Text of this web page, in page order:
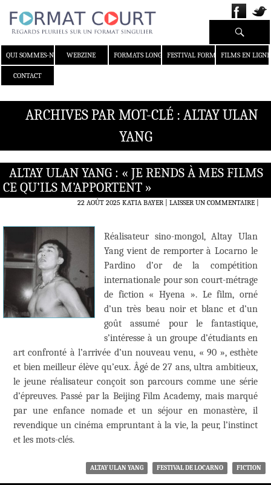
QUI SOMMES-NOUS ?WEBZINE FORMATS LONGS FESTIVAL FORMAT COURT
FILMS EN LIGNE
CONTACT
Recherche
ARCHIVES PAR MOT-CLÉ : ALTAY ULAN
YANG
ALTAY ULAN YANG : « JE RENDS À MES FILMS
CE QU’ILS M’APPORTENT »
22 AOÛT 2025 KATIA BAYER LAISSER UN COMMENTAIRE|
Réalisateur sino-mongol, Altay Ulan
Yang vient de remporter à Locarno le
Pardino d’or de la compétition
internationale pour son court-métrage
de fiction « Hyena ». Le film, orné
d’un très beau noir et blanc et d’un
goût assumé pour le fantastique,
s’intéresse à un groupe d’étudiants en
art confronté à l’arrivée d’un nouveau venu, « 90 », esthète
et bien meilleur élève qu’eux. Âgé de 27 ans, ultra ambitieux,
le jeune réalisateur conçoit son parcours comme une série
d’épreuves. Passé par la Beijing Film Academy, mais marqué
par une enfance nomade et un séjour en monastère, il
revendique un cinéma empruntant à la vie, la peur, l’instinct
et les mots-clés.
ALTAY ULAN YANG FESTIVAL DE LOCARNO FICTION